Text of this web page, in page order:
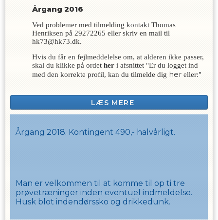
Årgang 2016
Ved problemer med tilmelding kontakt Thomas
Henriksen på 29272265 eller skriv en mail til
hk73@hk73.dk.
Hvis du får en fejlmeddelelse om, at alderen ikke passer,
skal du klikke på ordet her i afsnittet "Er du logget ind
med den korrekte profil, kan du tilmelde dig her eller:"
LÆS MERE
Årgang 2018. Kontingent 490,- halvårligt.
Man er velkommen til at komme til op ti tre
prøvetræninger inden eventuel indmeldelse.
Husk blot indendørssko og drikkedunk.